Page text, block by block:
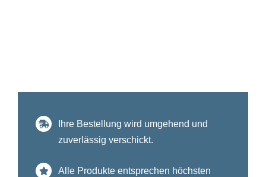
Ihre Bestellung wird umgehend und
zuverlässig verschickt.
Alle Produkte entsprechen höchsten